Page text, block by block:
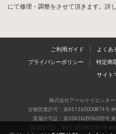
にて修理・調整をさせて頂きます。詳
ご利用ガイド よくあ
プライバシーポリシー 特定商
サイト
株式会社アールケイエンタ
古物営業許可：第451360000874号
質屋許可証：第304360906009号
質屋許可証：第451363600051号 神